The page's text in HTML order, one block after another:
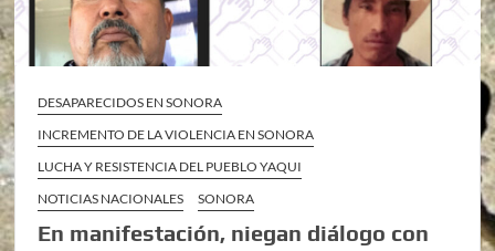
DESAPARECIDOS EN SONORA
INCREMENTO DE LA VIOLENCIA EN SONORA
LUCHA Y RESISTENCIA DEL PUEBLO YAQUI
NOTICIAS NACIONALES
SONORA
En manifestación, niegan diálogo con